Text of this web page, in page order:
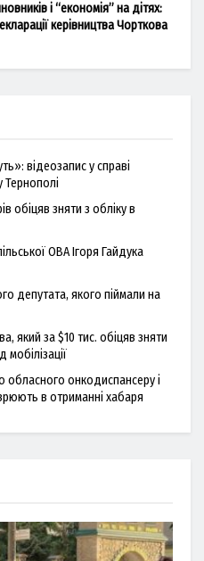
і “економія” на дітях:
керівництва Чорткова
відеозапис у справі
Тернополі
обіцяв зняти з обліку в
ОВА Ігоря Гайдука
депутата, якого піймали на
який за $10 тис. обіцяв зняти
обласного онкодиспансеру і
в отриманні хабаря